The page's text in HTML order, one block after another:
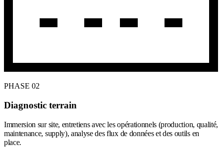
PHASE 02
Diagnostic terrain
Immersion sur site, entretiens avec les opérationnels (production, qualité,
maintenance, supply), analyse des flux de données et des outils en
place.